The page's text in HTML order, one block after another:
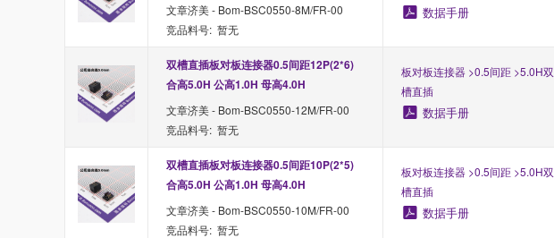
文章济美 - Bom-BSC0550-8M/FR-00
竞品料号: 暂无
数据手册
双槽直插板对板连接器0.5间距12P(2*6)
合高5.0H 公高1.0H 母高4.0H
文章济美 - Bom-BSC0550-12M/FR-00
竞品料号: 暂无
板对板连接器 >0.5间距 >5.0H双
槽直插
数据手册
双槽直插板对板连接器0.5间距10P(2*5)
合高5.0H 公高1.0H 母高4.0H
文章济美 - Bom-BSC0550-10M/FR-00
竞品料号: 暂无
板对板连接器 >0.5间距 >5.0H双
槽直插
数据手册